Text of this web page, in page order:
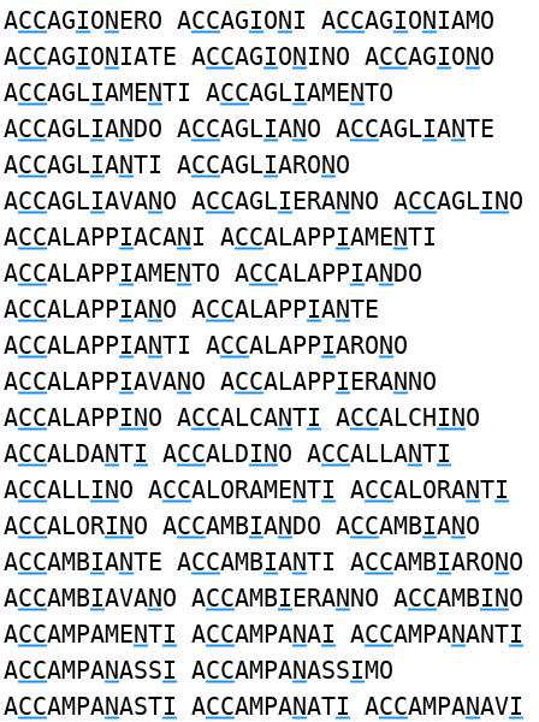
ACCAGIONERO ACCAGIONI ACCAGIONIAMO
ACCAGIONIATE ACCAGIONINO ACCAGIONO
ACCAGLIAMENTI ACCAGLIAMENTO
ACCAGLIANDO ACCAGLIANO ACCAGLIANTE
ACCAGLIANTI ACCAGLIARONO
ACCAGLIAVANO ACCAGLIERANNO ACCAGLINO
ACCALAPPIACANI ACCALAPPIAMENTI
ACCALAPPIAMENTO ACCALAPPIANDO
ACCALAPPIANO ACCALAPPIANTE
ACCALAPPIANTI ACCALAPPIARONO
ACCALAPPIAVANO ACCALAPPIERANNO
ACCALAPPINO ACCALCANTI ACCALCHINO
ACCALDANTI ACCALDINO ACCALLANTI
ACCALLINO ACCALORAMENTI ACCALORANTI
ACCALORINO ACCAMBIANDO ACCAMBIANO
ACCAMBIANTE ACCAMBIANTI ACCAMBIARONO
ACCAMBIAVANO ACCAMBIERANNO ACCAMBINO
ACCAMPAMENTI ACCAMPANAI ACCAMPANANTI
ACCAMPANASSI ACCAMPANASSIMO
ACCAMPANASTI ACCAMPANATI ACCAMPANAVI